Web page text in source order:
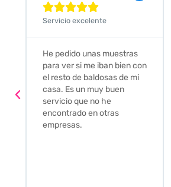

azulejos para el baño. El
envío fue perfecto pero lo
mejor ha sido el
seguimiento que nos han
hecho. Nos guiaron y
aconsejaron para escoger
los azulejos. Lo aconsejo a